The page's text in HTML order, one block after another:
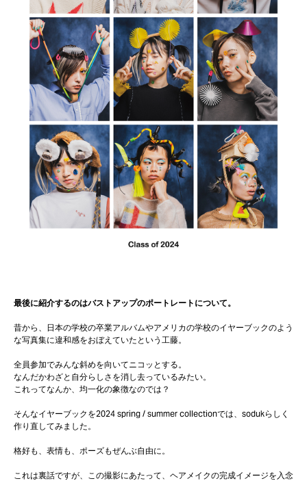
最後に紹介するのはバストアップのポートレートについて。
昔から、日本の学校の卒業アルバムやアメリカの学校のイヤーブックのよう
な写真集に違和感をおぼえていたという工藤。
全員参加でみんな斜めを向いてニコッとする。
なんだかわざと自分らしさを消し去っているみたい。
これってなんか、均一化の象徴なのでは？
そんなイヤーブックを2024 spring / summer collectionでは、sodukらしく
作り直してみました。
格好も、表情も、ポーズもぜんぶ自由に。
これは裏話ですが、この撮影にあたって、ヘアメイクの完成イメージを入念